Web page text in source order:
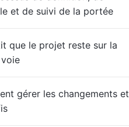
et de suivi de la portée
que le projet reste sur la
gérer les changements et